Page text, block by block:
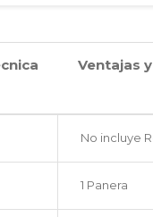
Ventajas
No incluye
1 Panera